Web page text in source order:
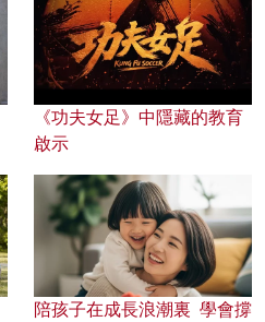
《功夫女足》中隱藏的教育
啟示
陪孩子在成長浪潮裏 學會撐